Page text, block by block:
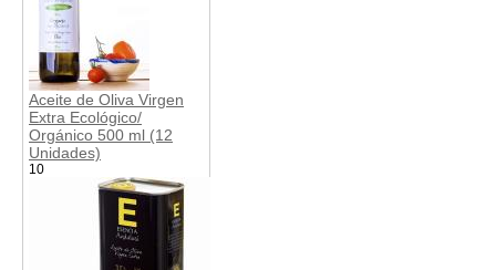
Aceite de Oliva Virgen
Extra Ecológico/
Orgánico 500 ml (12
Unidades)
10